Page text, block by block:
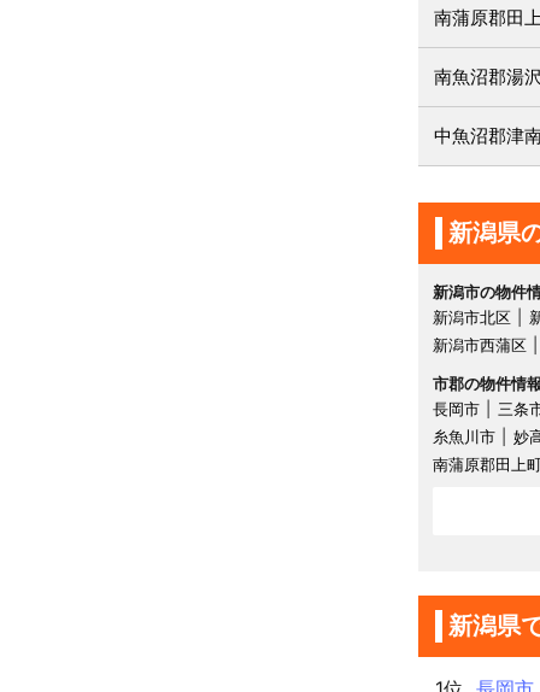
南蒲原郡田
南魚沼郡湯
中魚沼郡津
新潟県
新潟市の物件
新潟市北区
新潟市西蒲区
市郡の物件情報
長岡市
三条
糸魚川市
妙
南蒲原郡田上
新潟県